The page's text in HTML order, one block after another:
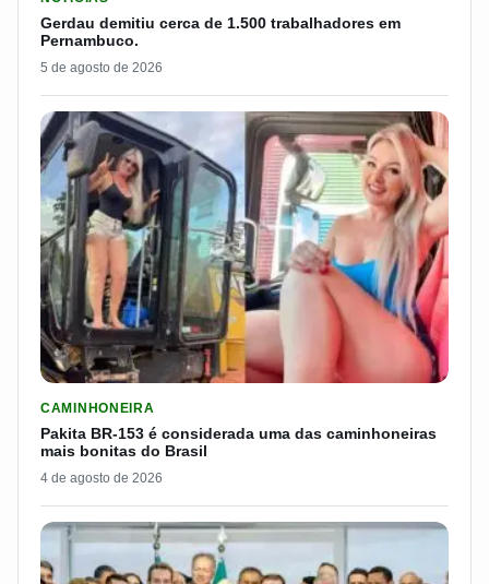
Gerdau demitiu cerca de 1.500 trabalhadores em
Pernambuco.
5 de agosto de 2026
CAMINHONEIRA
Pakita BR-153 é considerada uma das caminhoneiras
mais bonitas do Brasil
4 de agosto de 2026